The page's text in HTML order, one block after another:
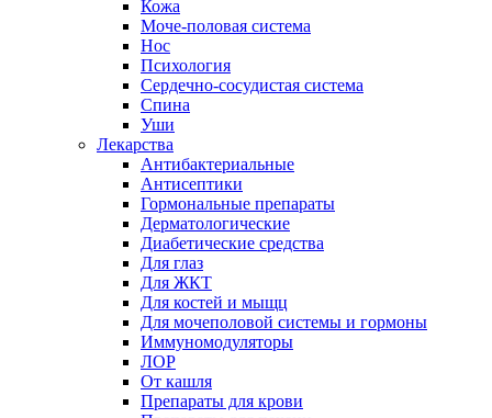
Кожа
Моче-половая система
Нос
Психология
Сердечно-сосудистая система
Спина
Уши
Лекарства
Антибактериальные
Антисептики
Гормональные препараты
Дерматологические
Диабетические средства
Для глаз
Для ЖКТ
Для костей и мыщц
Для мочеполовой системы и гормоны
Иммуномодуляторы
ЛОР
От кашля
Препараты для крови